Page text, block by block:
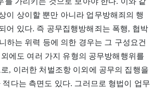
이 상이할 뿐만 아니라 업무방해죄의 행
어 있다. 즉 공무집행방해죄는 폭행, 협박
하는 위력 등에 의한 경우는 그 구성요건
에도 여러 가지 유형의 공무방해행위를
, 이러한 처벌조항 이외에 공무의 집행을
다는 측면도 있다. 그러므로 형법이 업무